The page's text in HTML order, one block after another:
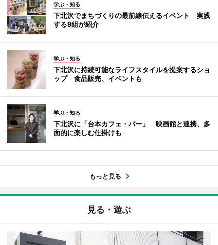
学ぶ・知る
下北沢でまちづくりの最前線伝えるイベント 実践
する9組が紹介
学ぶ・知る
下北沢に持続可能なライフスタイルを提案するショ
ップ 食品販売、イベントも
学ぶ・知る
下北沢に「台本カフェ・バー」 映画館と連携、多
面的に楽しむ仕掛けも
もっと見る
見る・遊ぶ